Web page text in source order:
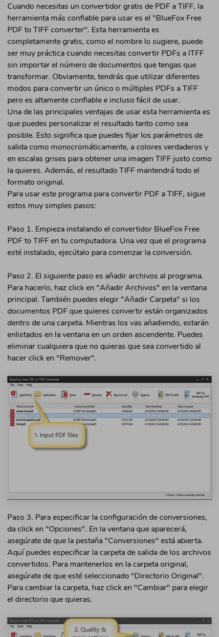
Cuando necesitas un convertidor gratis de PDF a TIFF, la
herramienta más confiable para usar es el "BlueFox Free
PDF to TIFF converter". Esta herramienta es
completamente gratis, como el nombre lo sugiere, puede
ser muy práctica cuando necesitas convertir PDFs a ITFF
sin importar el número de documentos que tengas que
transformar. Obviamente, tendrás que utilizar diferentes
modos para convertir un único o múltiples PDFs a TIFF
pero es altamente confiable e incluso fácil de usar.
Una de las principales ventajas de usar esta herramienta es
que puedes personalizar el resultado tanto como sea
posible. Esto significa que puedes fijar los parámetros de
salida como monocromáticamente, a colores verdaderos y
en escalas grises para obtener una imagen TIFF justo como
la quieres. Además, el resultado TIFF mantendrá todo el
formato original.
Para usar este programa para convertir PDF a TIFF, sigue
estos muy simples pasos:
Paso 1. Empieza instalando el convertidor BlueFox Free
PDF to TIFF en tu computadora. Una vez que el programa
esté instalado, ejecútalo para comenzar la conversión.
Paso 2. El siguiente paso es añadir archivos al programa.
Para hacerlo, haz click en "Añadir Archivos" en la ventana
principal. También puedes elegir "Añadir Carpeta" si los
documentos PDF que quieres convertir están organizados
dentro de una carpeta. Mientras los vas añadiendo, estarán
enlistados en la ventana en un orden ascendente. Puedes
eliminar cualquiera que no quieras que sea convertido al
hacer click en "Remover".
Paso 3. Para especificar la configuración de conversiones,
da click en "Opciones". En la ventana que aparecerá,
asegúrate de que la pestaña "Conversiones" está abierta.
Aquí puedes especificar la carpeta de salida de los archivos
convertidos. Para mantenerlos en la carpeta original,
asegúrate de que esté seleccionado "Directorio Original".
Para cambiar la carpeta, haz click en "Cambiar" para elegir
el directorio que quieras.